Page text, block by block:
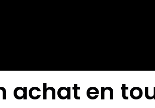
achat en